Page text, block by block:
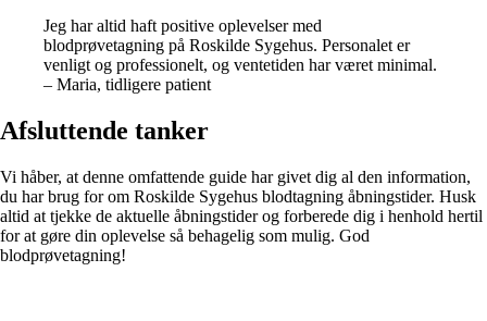
Jeg har altid haft positive oplevelser med
blodprøvetagning på Roskilde Sygehus. Personalet er
venligt og professionelt, og ventetiden har været minimal.
– Maria, tidligere patient
Afsluttende tanker
Vi håber, at denne omfattende guide har givet dig al den information,
du har brug for om Roskilde Sygehus blodtagning åbningstider. Husk
altid at tjekke de aktuelle åbningstider og forberede dig i henhold hertil
for at gøre din oplevelse så behagelig som mulig. God
blodprøvetagning!